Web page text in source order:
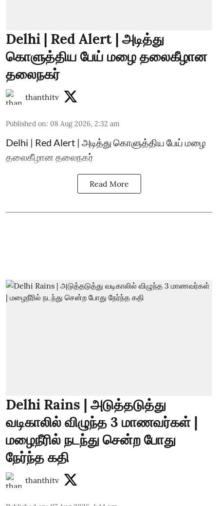
Delhi | Red Alert | அடித்து
கொளுத்திய பேய் மழை தலைகீழான
தலைநகர்
thanthitv
Published on: 08 Aug 2026, 2:32 am
Delhi | Red Alert | அடித்து கொளுத்திய பேய் மழை
தலைகீழான தலைநகர்
Read More
Delhi Rains | அடுத்தடுத்து
வடிகாலில் விழுந்த 3 மாணவர்கள் |
மழைநீரில் நடந்து சென்ற போது
நேர்ந்த கதி
thanthitv